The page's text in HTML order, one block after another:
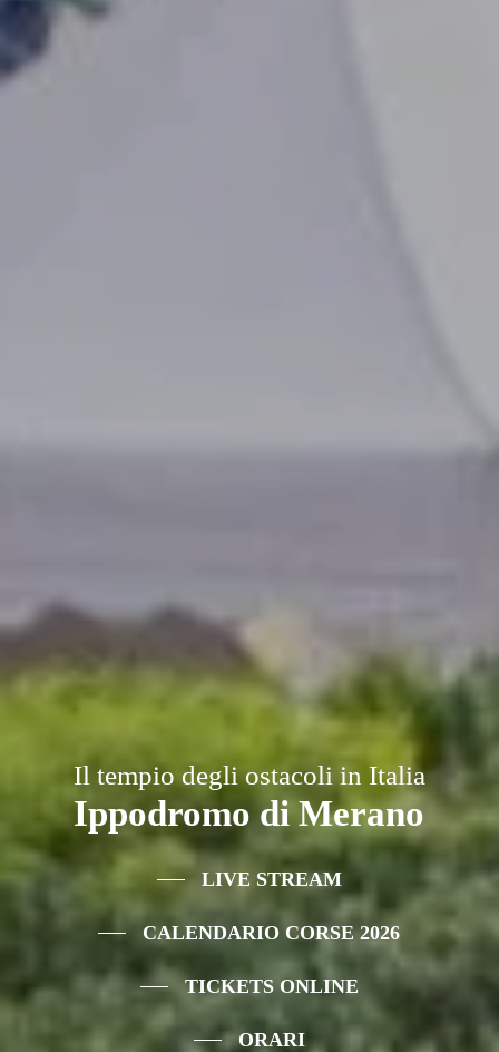
Il tempio degli ostacoli in Italia
Ippodromo di Merano
LIVE STREAM
CALENDARIO CORSE 2026
TICKETS ONLINE
ORARI